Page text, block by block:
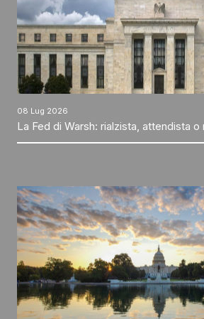
08 Lug 2026
La Fed di Warsh: rialzista, attendista o